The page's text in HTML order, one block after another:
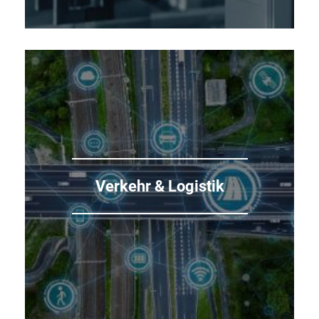
Verkehr & Logistik
Intelligente Verkehrssysteme:
Verkehrssteuerung per
Mobilfunk
Informieren und steuern mit Mobilfunk-
Systemen
Fahrgastinformationssysteme
Verkehrsbeobachtung
mehr...